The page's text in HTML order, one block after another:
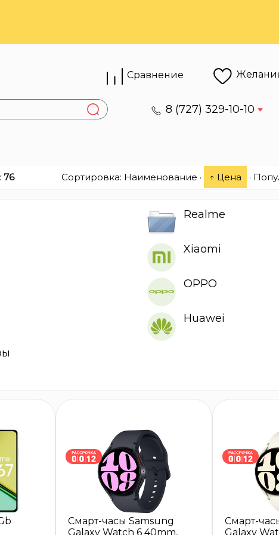
Сравнение
8 (727) 329-10-10
: 76 Сортировка: Наименование · ↑ Цена ·
Realme
Xiaomi
OPPO
Huawei
Смарт-часы Samsung
Galaxy Watch 6 40mm,
Смарт-
Galaxy